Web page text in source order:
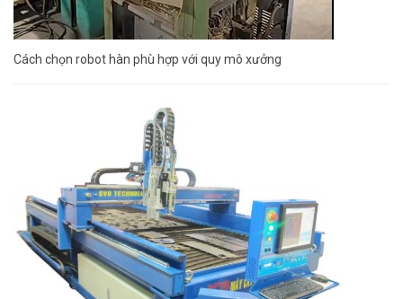
Cách chọn robot hàn phù hợp với quy mô xưởng